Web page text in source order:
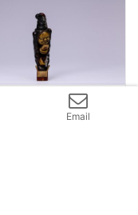
无救 地狱变（根付）
Email